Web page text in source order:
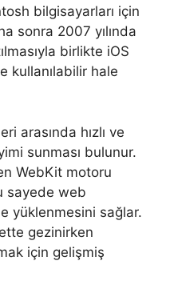
bilgisayarları için
sonra 2007 yılında
birlikte iOS
kullanılabilir hale
arasında hızlı ve
sunması bulunur.
WebKit motoru
sayede web
yüklenmesini sağlar.
gezinirken
için gelişmiş